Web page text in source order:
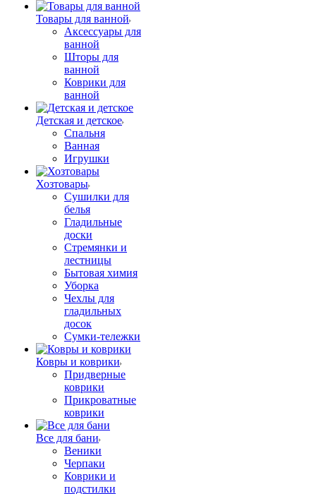
Товары для ванной
Аксессуары для
ванной
Шторы для
ванной
Коврики для
ванной
Детская и детское
Спальня
Ванная
Игрушки
Хозтовары
Сушилки для
белья
Гладильные
доски
Стремянки и
лестницы
Бытовая химия
Уборка
Чехлы для
гладильных
досок
Сумки-тележки
Ковры и коврики
Придверные
коврики
Прикроватные
коврики
Все для бани
Веники
Черпаки
Коврики и
подстилки